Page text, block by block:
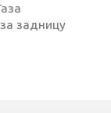
задницу